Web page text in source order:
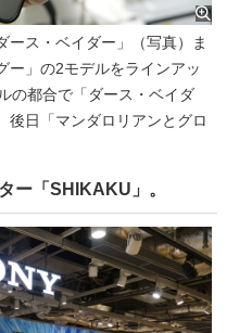
ース・ベイダー」（写真）ま
ー」の2モデルをラインアッ
の都合で「ダース・ベイダ
後日「マンダロリアンとグロ
ー「SHIKAKU」。